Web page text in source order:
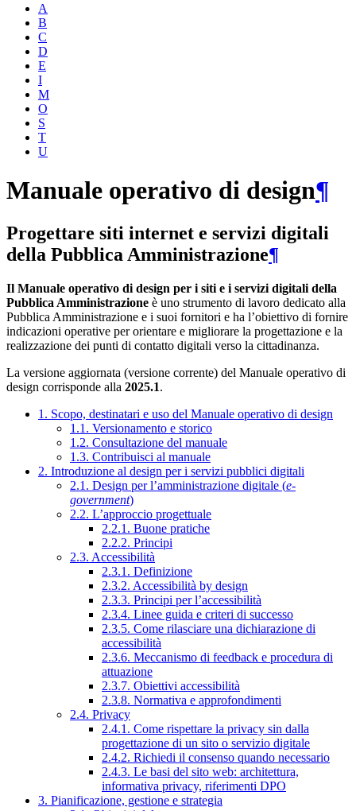
A
B
C
D
E
I
M
O
S
T
U
Manuale operativo di design¶
Progettare siti internet e servizi digitali
della Pubblica Amministrazione¶
Il Manuale operativo di design per i siti e i servizi digitali della
Pubblica Amministrazione è uno strumento di lavoro dedicato alla
Pubblica Amministrazione e i suoi fornitori e ha l’obiettivo di fornire
indicazioni operative per orientare e migliorare la progettazione e la
realizzazione dei punti di contatto digitali verso la cittadinanza.
La versione aggiornata (versione corrente) del Manuale operativo di
design corrisponde alla 2025.1.
1. Scopo, destinatari e uso del Manuale operativo di design
1.1. Versionamento e storico
1.2. Consultazione del manuale
1.3. Contribuisci al manuale
2. Introduzione al design per i servizi pubblici digitali
2.1. Design per l’amministrazione digitale (e-
government)
2.2. L’approccio progettuale
2.2.1. Buone pratiche
2.2.2. Principi
2.3. Accessibilità
2.3.1. Definizione
2.3.2. Accessibilità by design
2.3.3. Principi per l’accessibilità
2.3.4. Linee guida e criteri di successo
2.3.5. Come rilasciare una dichiarazione di
accessibilità
2.3.6. Meccanismo di feedback e procedura di
attuazione
2.3.7. Obiettivi accessibilità
2.3.8. Normativa e approfondimenti
2.4. Privacy
2.4.1. Come rispettare la privacy sin dalla
progettazione di un sito o servizio digitale
2.4.2. Richiedi il consenso quando necessario
2.4.3. Le basi del sito web: architettura,
informativa privacy, riferimenti DPO
3. Pianificazione, gestione e strategia